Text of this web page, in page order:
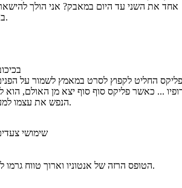
אחד את השני עד היום במאבק? אני הולך
בברונקס. עשינו עסק.
פליקס החליט לקפוץ לסרט במאמץ לשמור על
... כאשר פליקס סוף סוף יצא מן האולם, הוא
הנפש את עצמו למען מלחמתו של מחר.
שימושי
הטופס הרזה של אנטוניו וארוך טווח גרמו לו מתאגרף טוב יותר.